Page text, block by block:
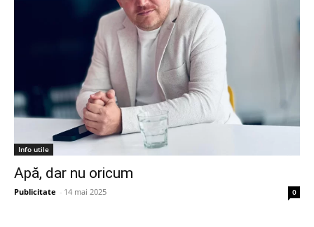
Info utile
Apă, dar nu oricum
Publicitate - 14 mai 2025 0